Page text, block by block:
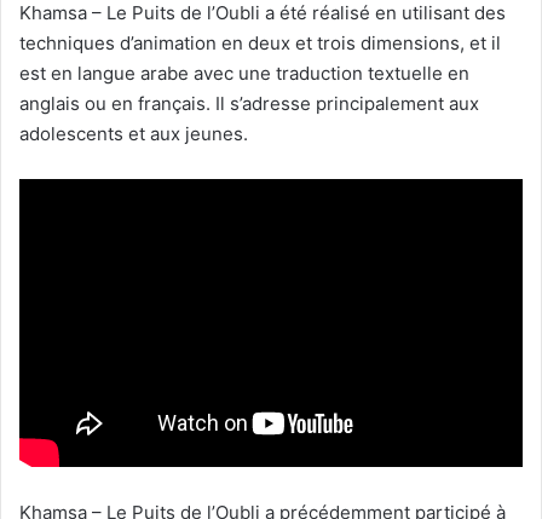
Khamsa – Le Puits de l’Oubli a été réalisé en utilisant des
techniques d’animation en deux et trois dimensions, et il
est en langue arabe avec une traduction textuelle en
anglais ou en français. Il s’adresse principalement aux
adolescents et aux jeunes.
Khamsa – Le Puits de l’Oubli a précédemment participé à